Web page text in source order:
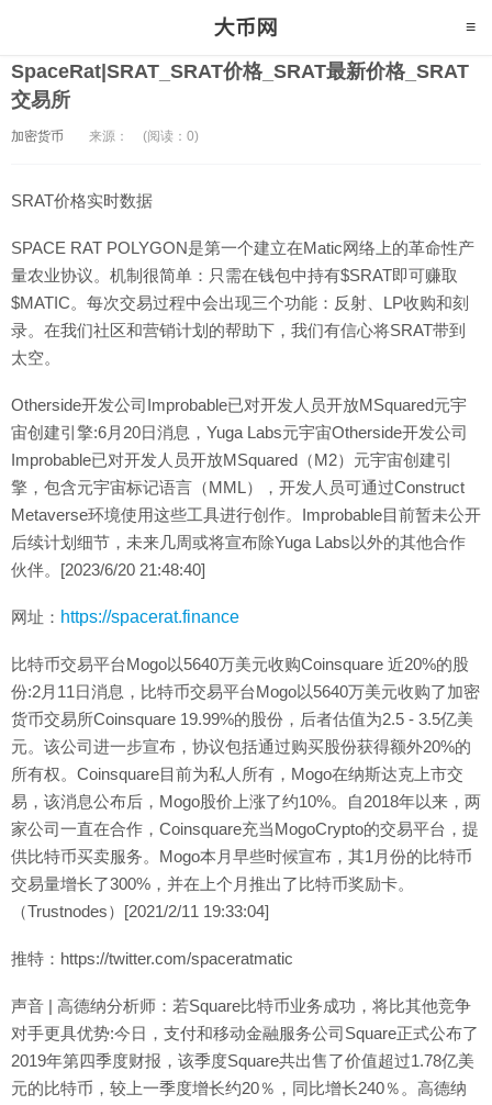
SpaceRat|SRAT_SRAT价格_SRAT最新价格_SRAT
交易所
加密货币 来源： (阅读：0)
SRAT价格实时数据
SPACE RAT POLYGON是第一个建立在Matic网络上的革命性产
量农业协议。机制很简单：只需在钱包中持有$SRAT即可赚取
$MATIC。每次交易过程中会出现三个功能：反射、LP收购和刻
录。在我们社区和营销计划的帮助下，我们有信心将SRAT带到
太空。
Otherside开发公司Improbable已对开发人员开放MSquared元宇
宙创建引擎:6月20日消息，Yuga Labs元宇宙Otherside开发公司
Improbable已对开发人员开放MSquared（M2）元宇宙创建引
擎，包含元宇宙标记语言（MML），开发人员可通过Construct
Metaverse环境使用这些工具进行创作。Improbable目前暂未公开
后续计划细节，未来几周或将宣布除Yuga Labs以外的其他合作
伙伴。[2023/6/20 21:48:40]
网址： https://spacerat.finance
比特币交易平台Mogo以5640万美元收购Coinsquare 近20%的股
份:2月11日消息，比特币交易平台Mogo以5640万美元收购了加密
货币交易所Coinsquare 19.99%的股份，后者估值为2.5 - 3.5亿美
元。该公司进一步宣布，协议包括通过购买股份获得额外20%的
所有权。Coinsquare目前为私人所有，Mogo在纳斯达克上市交
易，该消息公布后，Mogo股价上涨了约10%。自2018年以来，两
家公司一直在合作，Coinsquare充当MogoCrypto的交易平台，提
供比特币买卖服务。Mogo本月早些时候宣布，其1月份的比特币
交易量增长了300%，并在上个月推出了比特币奖励卡。
（Trustnodes）[2021/2/11 19:33:04]
推特：https://twitter.com/spaceratmatic
声音 | 高德纳分析师：若Square比特币业务成功，将比其他竞争
对手更具优势:今日，支付和移动金融服务公司Square正式公布了
2019年第四季度财报，该季度Square共出售了价值超过1.78亿美
元的比特币，较上一季度增长约20％，同比增长240％。高德纳